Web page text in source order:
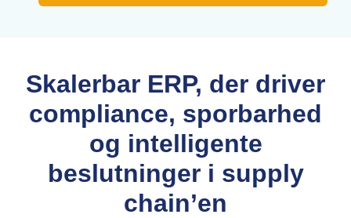
Skalerbar ERP, der driver
compliance, sporbarhed
og intelligente
beslutninger i supply
chain’en